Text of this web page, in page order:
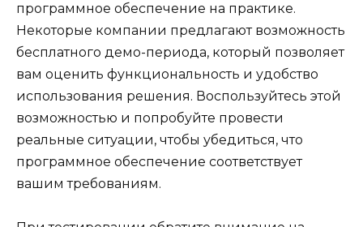
программное обеспечение на практике.
Некоторые компании предлагают возможность
бесплатного демо-периода, который позволяет
вам оценить функциональность и удобство
использования решения. Воспользуйтесь этой
возможностью и попробуйте провести
реальные ситуации, чтобы убедиться, что
программное обеспечение соответствует
вашим требованиям.